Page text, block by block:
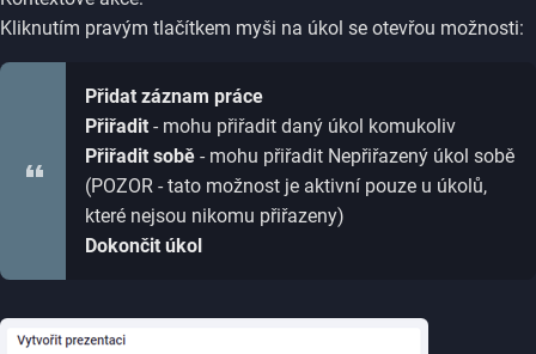
Kliknutím pravým tlačítkem myši na úkol se otevřou možnosti:
Přidat záznam práce
Přiřadit - mohu přiřadit daný úkol komukoliv
Přiřadit sobě - mohu přiřadit Nepřiřazený úkol sobě
(POZOR - tato možnost je aktivní pouze u úkolů,
které nejsou nikomu přiřazeny)
Dokončit úkol